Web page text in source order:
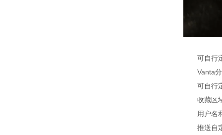
可自行定
Vanta分
可自行定
收藏区域
用户名和
推送自定